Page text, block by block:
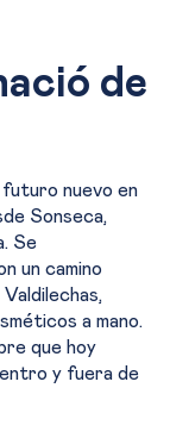
de
nuevo en
Sonseca,
Se
un camino
a mano.
que hoy
y fuera de